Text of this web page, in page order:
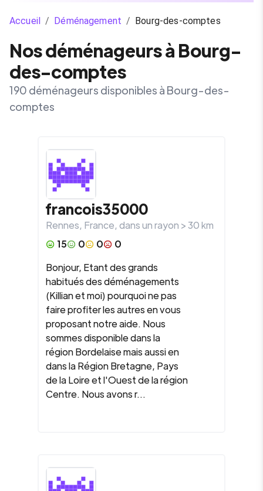
Accueil / Déménagement / Bourg-des-comptes
Nos déménageurs à Bourg-
des-comptes
190 déménageurs disponibles à Bourg-des-
comptes
francois35000
Rennes, France, dans un rayon >30km
15
0 0
0
Bonjour, Etant des grands
habitués des déménagements
(Killian et moi) pourquoi ne pas
faire profiter les autres en vous
proposant notre aide. Nous
sommes disponible dans la
région Bordelaise mais aussi en
dans la Région Bretagne, Pays
de la Loire et l'Ouest de la région
Centre. Nous avons r...